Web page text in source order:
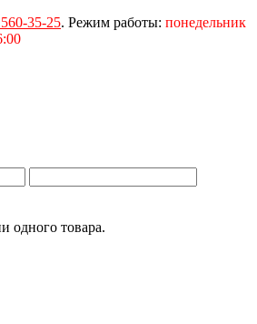
35-25. Режим работы: понедельник
одного товара.